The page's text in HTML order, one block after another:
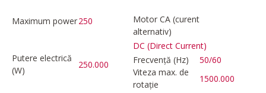
Maximum power250
Motor CA (curent
alternativ)
DC (Direct Current)
Putere electrică
(W)
250.000 Frecvență (Hz)
50/60
Viteza max. de
rotație
1500.000